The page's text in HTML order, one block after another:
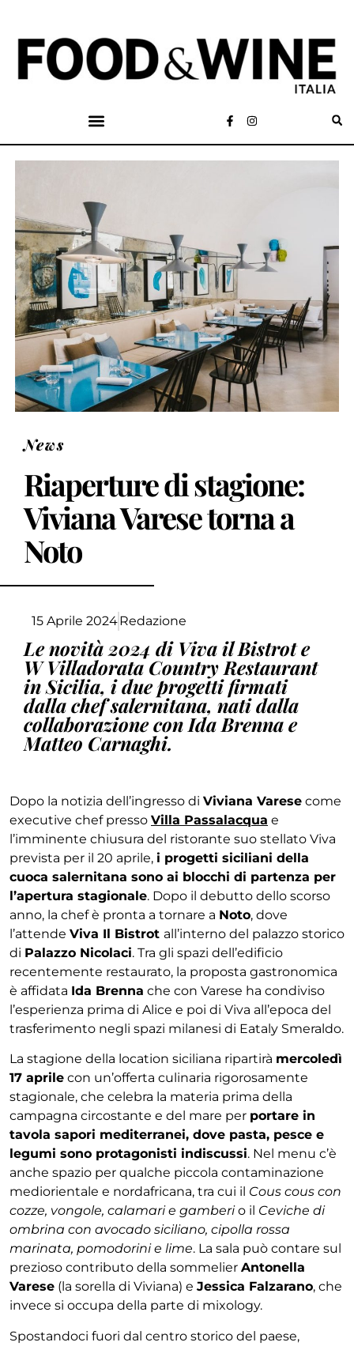
News
Riaperture di stagione:
Viviana Varese torna a
Noto
15 Aprile 2024Redazione
Le novità 2024 di Viva il Bistrot e
W Villadorata Country Restaurant
in Sicilia, i due progetti firmati
dalla chef salernitana, nati dalla
collaborazione con Ida Brenna e
Matteo Carnaghi.
Dopo la notizia dell’ingresso di Viviana Varese come
executive chef presso Villa Passalacqua e
l’imminente chiusura del ristorante suo stellato Viva
prevista per il 20 aprile, i progetti siciliani della
cuoca salernitana sono ai blocchi di partenza per
l’apertura stagionale. Dopo il debutto dello scorso
anno, la chef è pronta a tornare a Noto, dove
l’attende Viva Il Bistrot all’interno del palazzo storico
di Palazzo Nicolaci. Tra gli spazi dell’edificio
recentemente restaurato, la proposta gastronomica
è affidata Ida Brenna che con Varese ha condiviso
l’esperienza prima di Alice e poi di Viva all’epoca del
trasferimento negli spazi milanesi di Eataly Smeraldo.
La stagione della location siciliana ripartirà mercoledì
17 aprile con un’offerta culinaria rigorosamente
stagionale, che celebra la materia prima della
campagna circostante e del mare per portare in
tavola sapori mediterranei, dove pasta, pesce e
legumi sono protagonisti indiscussi. Nel menu c’è
anche spazio per qualche piccola contaminazione
mediorientale e nordafricana, tra cui il Cous cous con
cozze, vongole, calamari e gamberio il Ceviche di
ombrina con avocado siciliano, cipolla rossa
marinata, pomodorini e lime. La sala può contare sul
prezioso contributo della sommelier Antonella
Varese (la sorella di Viviana) e Jessica Falzarano, che
invece si occupa della parte di mixology.
Spostandoci fuori dal centro storico del paese,